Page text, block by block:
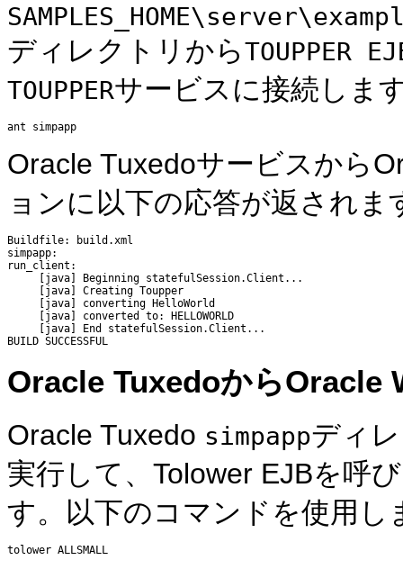
ディレクトリからTOUPPER
TOUPPERサービスに接続しま
Oracle Tuxedoサービスから
ョンに以下の応答が返されま
Buildfile: build.xml
simpapp:
run_client:
     [java] Beginning statefulSession.Client...
     [java] Creating Toupper
     [java] converting HelloWorld
     [java] converted to: HELLOWORLD
     [java] End statefulSession.Client...
Oracle TuxedoからOracle
Oracle Tuxedo simpappディ
実行して、Tolower EJBを呼
す。以下のコマンドを使用し